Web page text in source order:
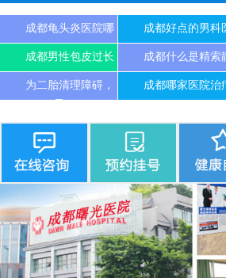
注
成都龟头炎医院哪 成都好点的男科
成都男性包皮过长 成都什么是精索
为二胎清理障碍，
成都哪家医院治